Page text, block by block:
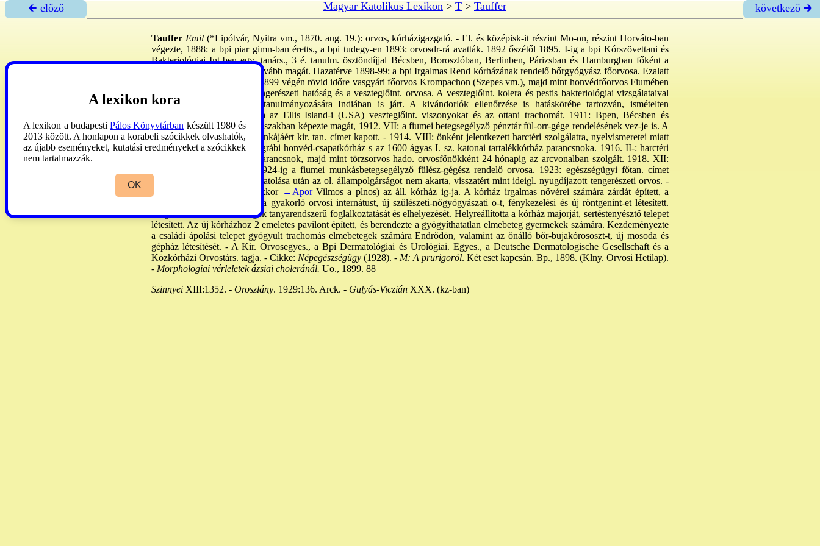
🡰 előző Magyar Katolikus Lexikon> T> Tauffer következő 🡲
Tauffer Emil(*Lipótvár, Nyitra vm., 1870. aug. 19.): orvos, kórházigazgató. - El. és középisk-it részint Mo-on, részint Horváto-ban
végezte, 1888: a bpi piar gimn-ban éretts., a bpi tudegy-en 1893: orvosdr-rá avatták. 1892 őszétől 1895. I-ig a bpi Kórszövettani és
Bakteriológiai Int-ben egy. tanárs., 3 é. tanulm. ösztöndíjjal Bécsben, Boroszlóban, Berlinben, Párizsban és Hamburgban főként a
bőrgyógyászatban képezte tovább magát. Hazatérve 1898-99: a bpi Irgalmas Rend kórházának rendelő bőrgyógyász főorvosa. Ezalatt
műtősebészi okl-et szerzett. 1899 végén rövid időre vasgyári főorvos Krompachon (Szepes vm.), majd mint honvédfőorvos Fiumében
szolgált. 1900. XII. 31: a tengerészeti hatóság és a veszteglőint. orvosa. A veszteglőint. kolera és pestis bakteriológiai vizsgálataival
foglalkozva, e betegségek tanulmányozására Indiában is járt. A kivándorlók ellenőrzése is hatáskörébe tartozván, ismételten
kiküldetésben tanulmányozta az Ellis Island-i (USA) veszteglőint. viszonyokat és az ottani trachomát. 1911: Bpen, Bécsben és
Berlinben a fül-orr-gégészeti szakban képezte magát, 1912. VII: a fiumei betegsegélyző pénztár fül-orr-gége rendelésének vez-je is. A
kolera behurcolása elleni munkájáért kir. tan. címet kapott. - 1914. VIII: önként jelentkezett harctéri szolgálatra, nyelvismeretei miatt
honvéd ezredorvosként a zágrábi honvéd-csapatkórház s az 1600 ágyas I. sz. katonai tartalékkórház parancsnoka. 1916. II-: harctéri
beosztásában tábori kórházparancsnok, majd mint törzsorvos hado. orvosfőnökként 24 hónapig az arcvonalban szolgált. 1918. XII:
Oroszo-ból került haza. - 1924-ig a fiumei munkásbetegsegélyző fülész-gégész rendelő orvosa. 1923: egészségügyi főtan. címet
kapott. Fiume Olaszo-hoz csatolása után az ol. állampolgárságot nem akarta, visszatért mint ideigl. nyugdíjazott tengerészeti orvos. -
1924. V. 1: Gyulán (ahol ekkor →AporVilmos a plnos) az áll. kórház ig-ja. A kórház irgalmas nővérei számára zárdát épített, a
kórházban újra megnyitotta a gyakorló orvosi internátust, új szülészeti-nőgyógyászati o-t, fénykezelési és új röntgenint-et létesített.
Megszervezte az elmebetegek tanyarendszerű foglalkoztatását és elhelyezését. Helyreállította a kórház majorját, sertéstenyésztő telepet
létesített. Az új kórházhoz 2 emeletes pavilont épített, és berendezte a gyógyíthatatlan elmebeteg gyermekek számára. Kezdeményezte
a családi ápolási telepet gyógyult trachomás elmebetegek számára Endrődön, valamint az önálló bőr-bujakórososzt-t, új mosoda és
gépház létesítését. - A Kir. Orvosegyes., a Bpi Dermatológiai és Urológiai. Egyes., a Deutsche Dermatologische Gesellschaft és a
Közkórházi Orvostárs. tagja. - Cikke: Népegészségügy (1928). - M: A prurigoról. Két eset kapcsán. Bp., 1898. (Klny. Orvosi Hetilap).
- Morphologiai vérleletek ázsiai choleránál. Uo., 1899. 88
Szinnyei XIII:1352. - Oroszlány. 1929:136. Arck. - Gulyás-Viczián XXX. (kz-ban)
A lexikon kora
A lexikon a budapesti Pálos Könyvtárban készült 1980 és
2013 között. A honlapon a korabeli szócikkek olvashatók,
az újabb eseményeket, kutatási eredményeket a szócikkek
nem tartalmazzák.
OK